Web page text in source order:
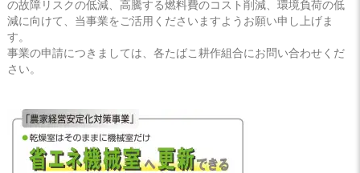
の故障リスクの低減、高騰する燃料費のコスト削減、環境負荷の低
減に向けて、当事業をご活用くださいますようお願い申し上げま
す。
事業の申請につきましては、各たばこ耕作組合にお問い合わせくだ
さい。